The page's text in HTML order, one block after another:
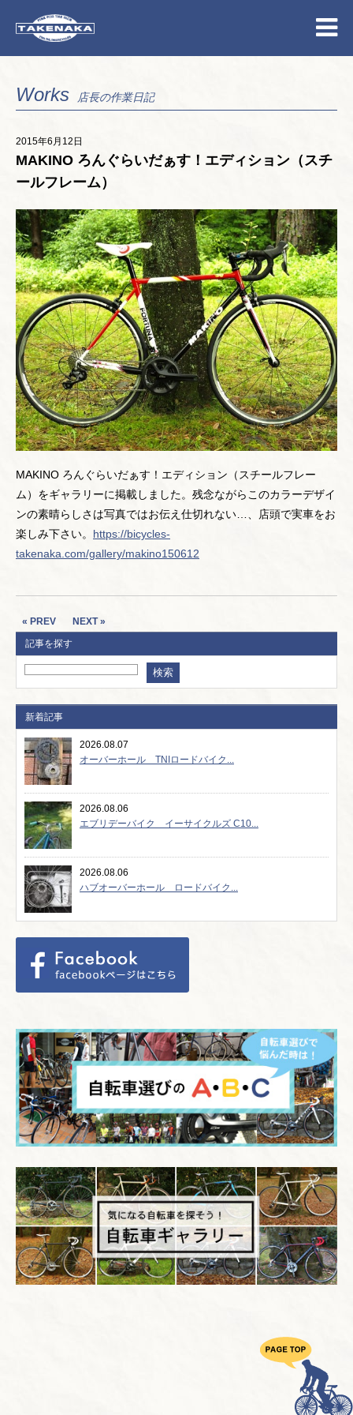
Works 店長の作業日記
2015年6月12日
MAKINO ろんぐらいだぁす！エディション（スチ
ールフレーム）
MAKINO ろんぐらいだぁす！エディション（スチールフレー
ム）をギャラリーに掲載しました。残念ながらこのカラーデザイ
ンの素晴らしさは写真ではお伝え仕切れない…、店頭で実車をお
楽しみ下さい。 https://bicycles-
takenaka.com/gallery/makino150612
« PREV
NEXT »
記事を探す
新着記事
2026.08.07
オーバーホール TNIロードバイク...
2026.08.06
エブリデーバイク イーサイクルズ C10...
2026.08.06
ハブオーバーホール ロードバイク...